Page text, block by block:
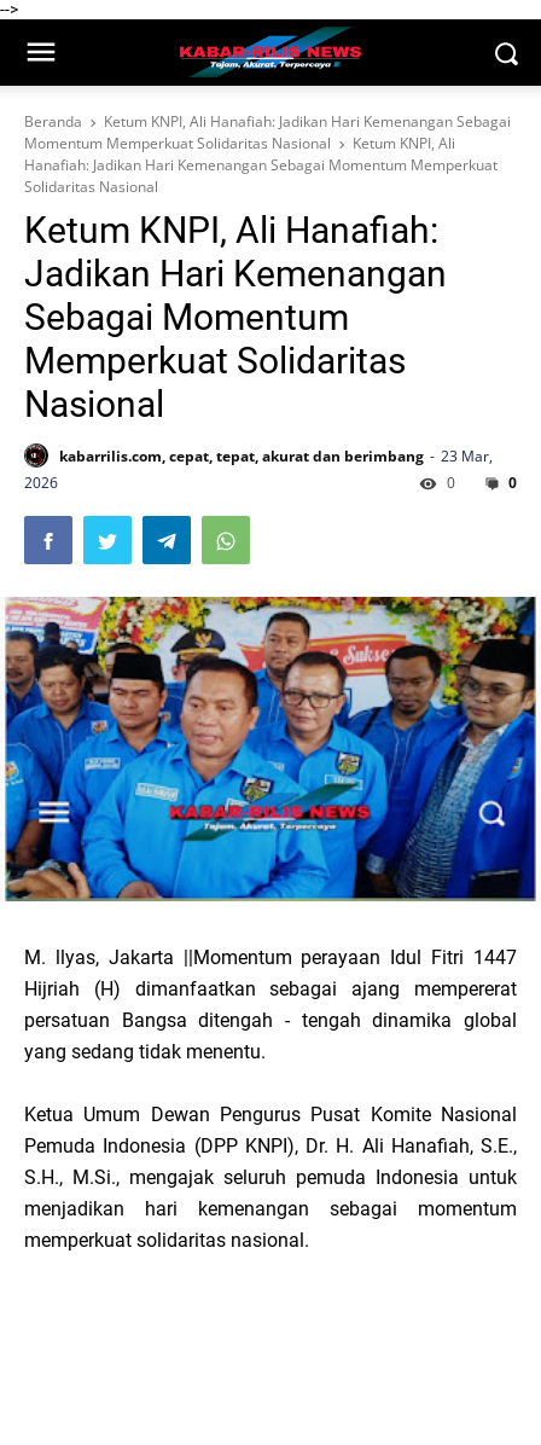
-->
Beranda
Ketum KNPI, Ali Hanafiah: Jadikan Hari Kemenangan Sebagai
Momentum Memperkuat Solidaritas Nasional
Ketum KNPI, Ali
Hanafiah: Jadikan Hari Kemenangan Sebagai Momentum Memperkuat
Solidaritas Nasional
Ketum KNPI, Ali Hanafiah:
Jadikan Hari Kemenangan
Sebagai Momentum
Memperkuat Solidaritas
Nasional
kabarrilis.com, cepat, tepat, akurat dan berimbang
23 Mar,
2026
0
0
M. llyas, Jakarta ||Momentum perayaan Idul Fitri 1447
Hijriah (H) dimanfaatkan sebagai ajang mempererat
persatuan Bangsa ditengah - tengah dinamika global
yang sedang tidak menentu.
Ketua Umum Dewan Pengurus Pusat Komite Nasional
Pemuda Indonesia (DPP KNPI), Dr. H. Ali Hanafiah, S.E.,
S.H., M.Si., mengajak seluruh pemuda Indonesia untuk
menjadikan hari kemenangan sebagai momentum
memperkuat solidaritas nasional.